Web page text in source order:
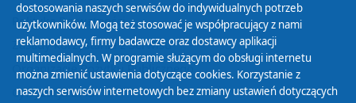
Polityka Prywatności
Zasady korzystania z Serwisu
Organizacje Pożytku Publicznego
Cyfryzacja DAB+
dostosowania naszych serwisów do indywidualnych potrzeb
użytkowników. Mogą też stosować je współpracujący z nami
reklamodawcy, firmy badawcze oraz dostawcy aplikacji
multimedialnych. W programie służącym do obsługi internetu
można zmienić ustawienia dotyczące cookies. Korzystanie z
naszych serwisów internetowych bez zmiany ustawień dotyczących